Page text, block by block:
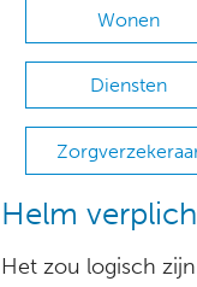
Wonen
Diensten
Helm
Het zou logisch